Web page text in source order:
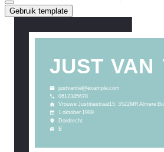
Gebruik template